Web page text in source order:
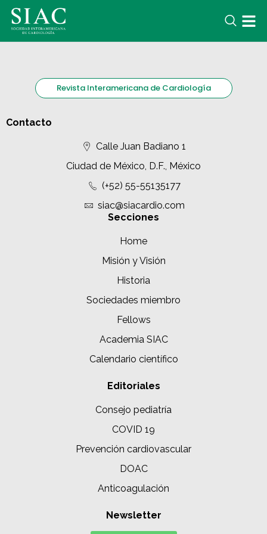
Revista Interamericana de Cardiología
Contacto
Calle Juan Badiano 1
Ciudad de México, D.F., México
(+52) 55-55135177
siac@siacardio.com
Secciones
Home
Misión y Visión
Historia
Sociedades miembro
Fellows
Academia SIAC
Calendario científico
Editoriales
Consejo pediatría
COVID 19
Prevención cardiovascular
DOAC
Anticoagulación
Newsletter